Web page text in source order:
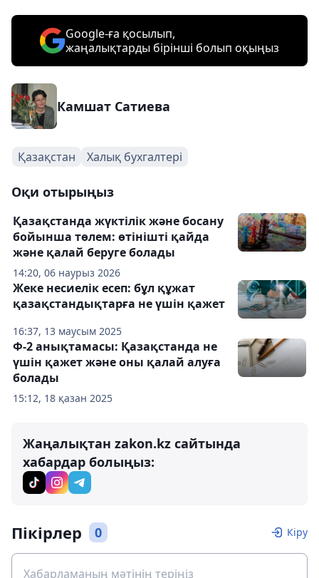
Google-ға қосылып,
жаңалықтарды бірінші болып оқыңыз
Камшат Сатиева
Қазақстан Халық бухгалтері
Оқи отырыңыз
14:20, 06 наурыз 2026
Қазақстанда жүктілік және босану
бойынша төлем: өтінішті қайда
және қалай беруге болады
16:37, 13 маусым 2025
Жеке несиелік есеп: бұл құжат
қазақстандықтарға не үшін қажет
15:12, 18 қазан 2025
Ф‑2 анықтамасы: Қазақстанда не
үшін қажет және оны қалай алуға
болады
Жаңалықтан zakon.kz сайтында
хабардар болыңыз:
Пікірлер 0 Кіру